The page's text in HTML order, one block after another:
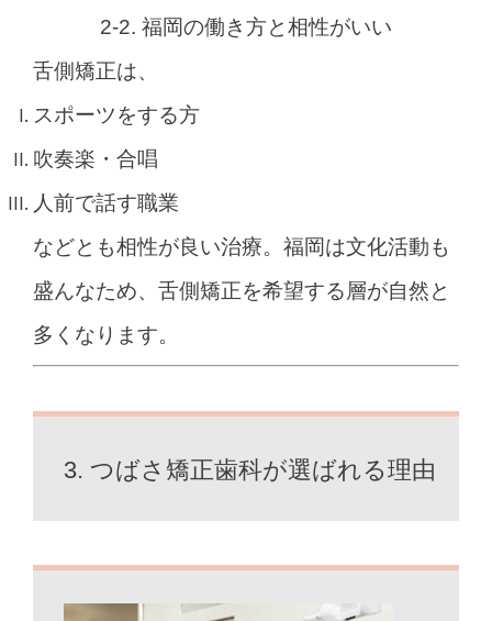
2-2. 福岡の働き方と相性がいい
舌側矯正は、
スポーツをする方
吹奏楽・合唱
人前で話す職業
などとも相性が良い治療。福岡は文化活動も
盛んなため、舌側矯正を希望する層が自然と
多くなります。
3. つばさ矯正歯科が選ばれる理由